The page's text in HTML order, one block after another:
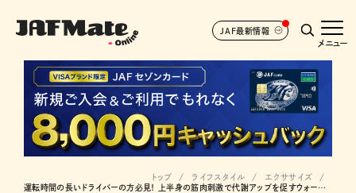
JAF最新情報
メニュー
トップ ライフスタイル
エクササイズ
運転時間の長いドライバーの方必見！ 上半身の筋肉刺激で代謝アップを促すウォールプッシュアップ